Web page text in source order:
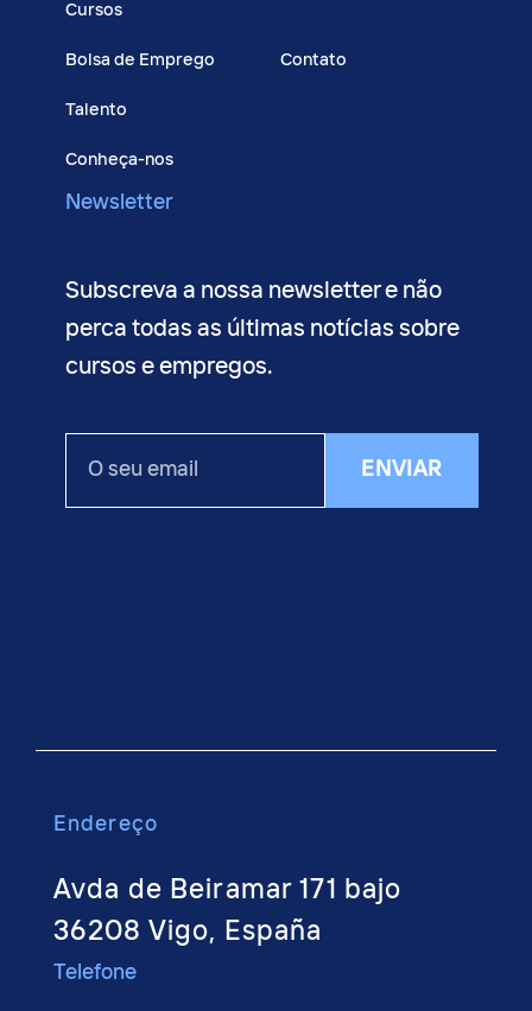
Cursos
Bolsa de Emprego
Talento
Conheça-nos
Contato
Newsletter
Subscreva a nossa newsletter e não
perca todas as últimas notícias sobre
cursos e empregos.
ENVIAR
Endereço
Avda de Beiramar 171 bajo
36208 Vigo, España
Telefone